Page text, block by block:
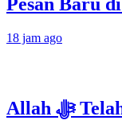
Pesan Baru
18 jam ago
Allah ﷻ Telah Menyiapkan “Gua